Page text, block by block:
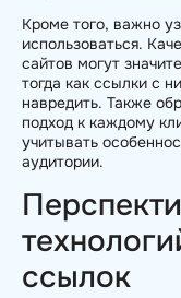
Кроме того, важно
использоваться.
сайтов могут
тогда как ссылки с
навредить. Также
подход к каждому
учитывать
аудитории.
ссылок